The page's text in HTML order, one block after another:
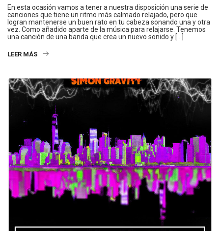
En esta ocasión vamos a tener a nuestra disposición una serie de
canciones que tiene un ritmo más calmado relajado, pero que
logran mantenerse un buen rato en tu cabeza sonando una y otra
vez. Como añadido aparte de la música para relajarse. Tenemos
una canción de una banda que crea un nuevo sonido y […]
LEER MÁS